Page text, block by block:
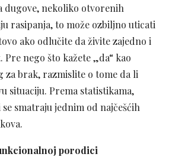
dugove, nekoliko otvorenih
rasipanja, to može ozbiljno uticati
ako odlučite da živite zajedno i
nego što kažete „da“ kao
brak, razmislite o tome da li
situaciju. Prema statistikama,
smatraju jednim od najčešćih
porodici